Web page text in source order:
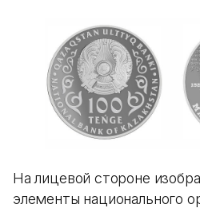
На лицевой стороне
элементы национального